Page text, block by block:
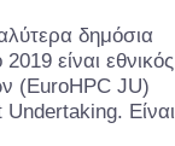
δημόσια
είναι εθνικός
(EuroHPC JU)
Είναι